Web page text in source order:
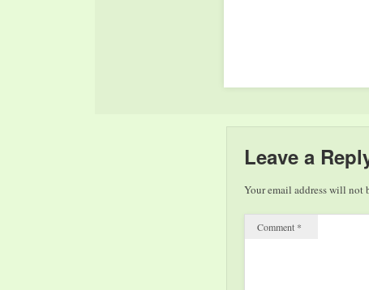
Leave a
Your email address will not
Comment *